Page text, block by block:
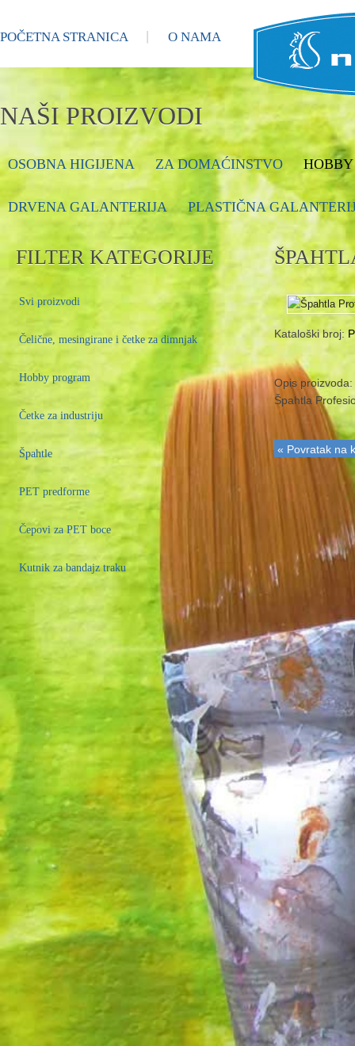
POČETNA STRANICA O NAMA
NAŠI PROIZVODI
OSOBNA HIGIJENA ZA DOMAĆINSTVO
DRVENA GALANTERIJA PLASTIČNA
FILTER KATEGORIJE
Svi proizvodi
Čelične, mesingirane i četke za dimnjak
Hobby program
Četke za industriju
Špahtle
PET predforme
Čepovi za PET boce
Kutnik za bandajz traku
Kataloški broj:
Opis proizvoda:
Špahtla
« Povratak na